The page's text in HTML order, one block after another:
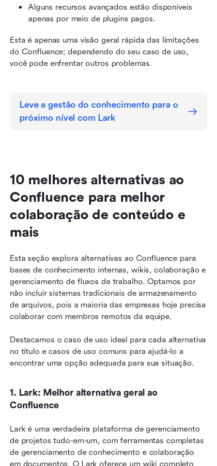
Alguns recursos avançados estão disponíveis
apenas por meio de plugins pagos.
Esta é apenas uma visão geral rápida das limitações
do Confluence; dependendo do seu caso de uso,
você pode enfrentar outros problemas.
Leve a gestão do conhecimento para o
próximo nível com Lark
10 melhores alternativas ao
Confluence para melhor
colaboração de conteúdo e
mais
Esta seção explora alternativas ao Confluence para
bases de conhecimento internas, wikis, colaboração e
gerenciamento de fluxos de trabalho. Optamos por
não incluir sistemas tradicionais de armazenamento
de arquivos, pois a maioria das empresas hoje precisa
colaborar com membros remotos da equipe.
Destacamos o caso de uso ideal para cada alternativa
no título e casos de uso comuns para ajudá-lo a
encontrar uma opção adequada para sua situação.
1. Lark: Melhor alternativa geral ao
Confluence
Lark é uma verdadeira plataforma de gerenciamento
de projetos tudo-em-um, com ferramentas completas
de gerenciamento de conhecimento e colaboração
em documentos. O Lark oferece um wiki completo